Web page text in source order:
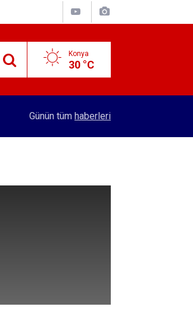
Konya
30 °C
Ermenek'teki facianın baş şüphelisi yakalandı
Günün tüm haberleri